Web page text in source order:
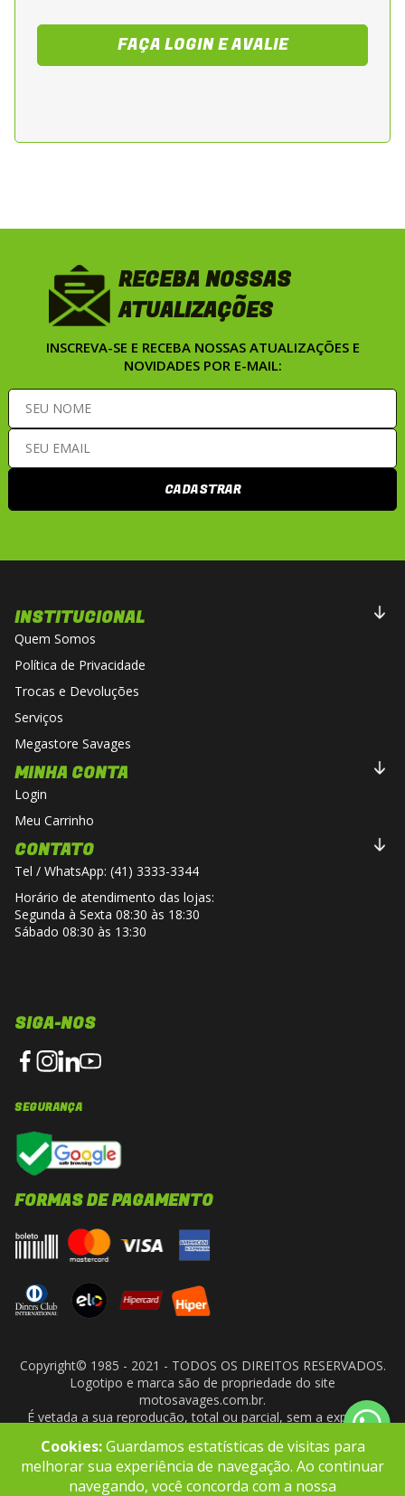
FAÇA LOGIN E AVALIE
RECEBA NOSSAS
ATUALIZAÇÕES
INSCREVA-SE E RECEBA NOSSAS ATUALIZAÇÕES E
NOVIDADES POR E-MAIL:
CADASTRAR
INSTITUCIONAL
Quem Somos
Política de Privacidade
Trocas e Devoluções
Serviços
Megastore Savages
MINHA CONTA
Login
Meu Carrinho
CONTATO
Tel / WhatsApp: (41) 3333-3344
Horário de atendimento das lojas:
Segunda à Sexta 08:30 às 18:30
Sábado 08:30 às 13:30
SIGA-NOS
SEGURANÇA
FORMAS DE PAGAMENTO
Copyright© 1985 - 2021 - TODOS OS DIREITOS RESERVADOS.
Logotipo e marca são de propriedade do site
motosavages.com.br.
É vetada a sua reprodução, total ou parcial, sem a expressa
- CNPJ: 10.927.924/0001-91
Cookies:Guardamos estatísticas de visitas para
melhorar sua experiência de navegação. Ao continuar
navegando, você concorda com a nossa